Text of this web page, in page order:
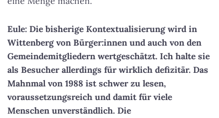
Eule: Die bisherige Kontextualisierung wird in
Wittenberg von Bürger:innen und auch von den
Gemeindemitgliedern wertgeschätzt. Ich halte sie
als Besucher allerdings für wirklich defizitär. Das
Mahnmal von 1988 ist schwer zu lesen,
voraussetzungsreich und damit für viele
Menschen unverständlich. Die